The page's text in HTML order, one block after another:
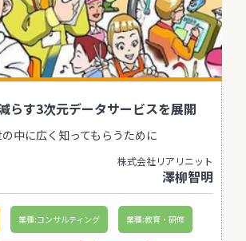
らす3次元データサービスを展開
中に広く知ってもらうために
株式会社リアリニット
澤柳智明
業種:コンサルティング 業種:教育・研修